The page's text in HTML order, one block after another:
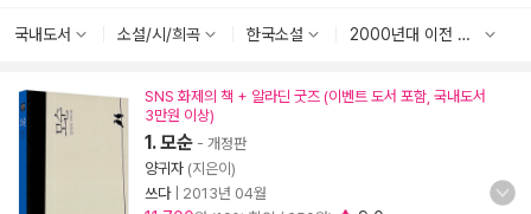
국내도서 소설/시/희곡 한국소설 2000년대 이전 한국소설
SNS 화제의 책 + 알라딘 굿즈 (이벤트 도서 포함, 국내도서
3만원 이상)
1. 모순 - 개정판
양귀자 (지은이)
쓰다| 2013년 04월